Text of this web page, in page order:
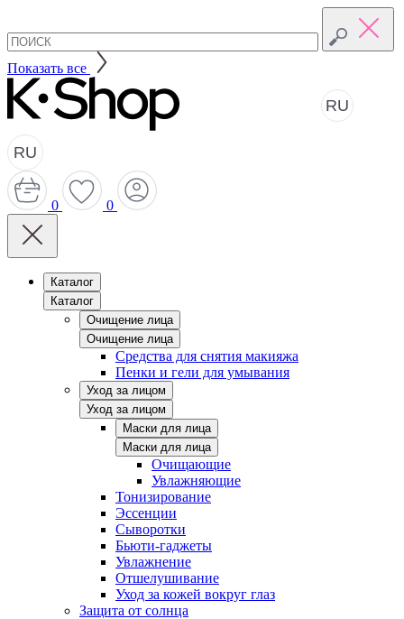
Показать все
RU
RU
0 0
Каталог
Каталог
Очищение лица
Очищение лица
Средства для снятия макияжа
Пенки и гели для умывания
Уход за лицом
Уход за лицом
Маски для лица
Маски для лица
Очищающие
Увлажняющие
Тонизирование
Эссенции
Сыворотки
Бьюти-гаджеты
Увлажнение
Отшелушивание
Уход за кожей вокруг глаз
Защита от солнца